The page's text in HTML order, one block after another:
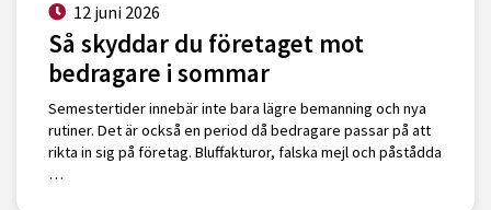
12 juni 2026
Så skyddar du företaget mot
bedragare i sommar
Semestertider innebär inte bara lägre bemanning och nya
rutiner. Det är också en period då bedragare passar på att
rikta in sig på företag. Bluffakturor, falska mejl och påstådda
…